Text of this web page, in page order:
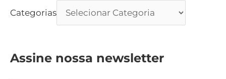
Categorias
Assine nossa newsletter